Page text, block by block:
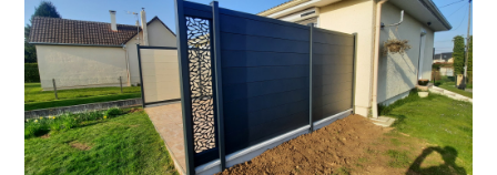
CARPORT SUR MESURE
RÉALISATION ET TÉMOIGNAGE